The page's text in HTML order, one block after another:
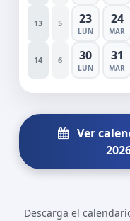
13 5 23
LUN
24
MAR
14 6 30
LUN
31
MAR
Ver
Descarga el